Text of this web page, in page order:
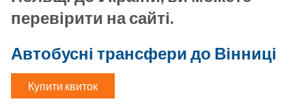
перевірити на сайті.
Автобусні трансфери до Вінниці
Купити квиток